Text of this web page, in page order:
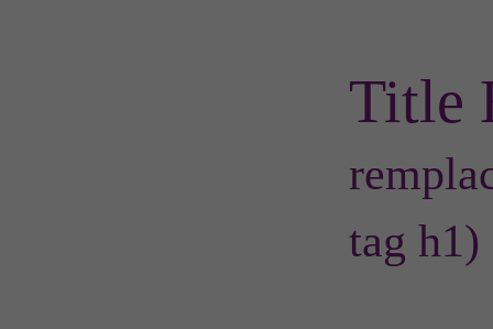
Title
tag h1)